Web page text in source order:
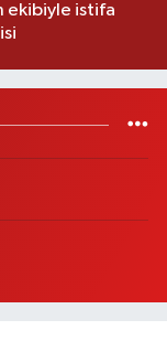
ekibiyle istifa